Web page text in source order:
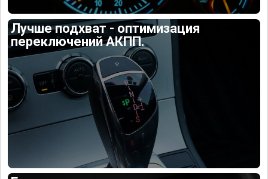
Лучше подхват - оптимизация
переключений АКПП.